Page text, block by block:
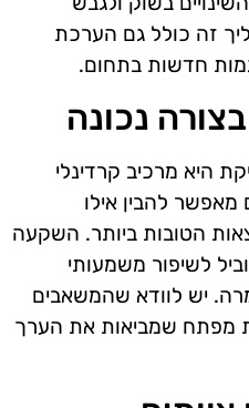
זה כולל גם הערכת
חדשות בתחום.
נכונה
היא מרכיב קרדינלי
מאפשר להבין אילו
הטובות ביותר. השקעה
לשיפור משמעותי
יש לוודא שהמשאבים
מפתח שמביאות את הערך